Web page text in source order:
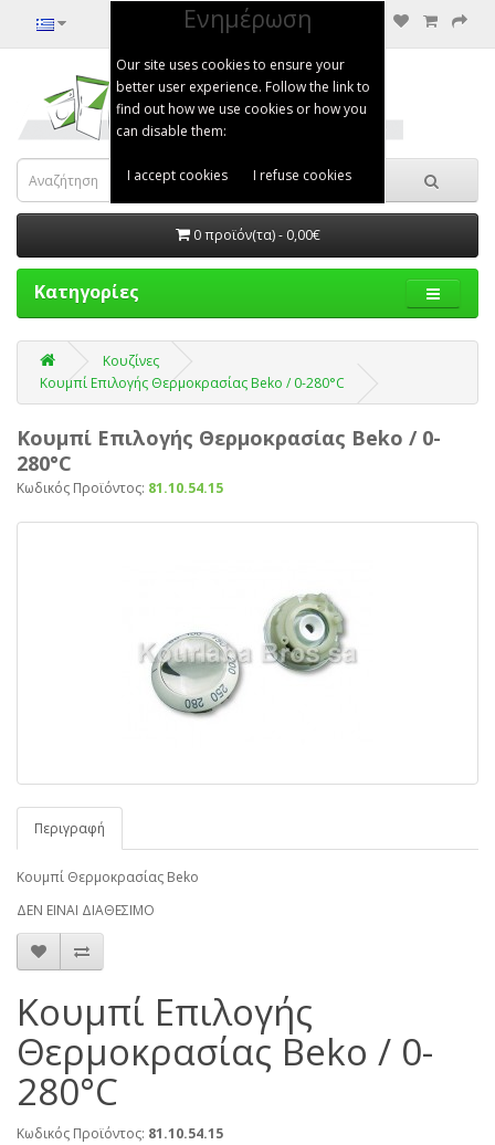
Ενημέρωση
Our site uses cookies to ensure your
better user experience. Follow the link to
find out how we use cookies or how you
can disable them:
I accept cookies I refuse cookies
0 προϊόν(τα) - 0,00€
Κατηγορίες
Κουζίνες
Κουμπί Επιλογής Θερμοκρασίας Beko / 0-280°C
Κουμπί Επιλογής Θερμοκρασίας Beko / 0-
280°C
Κωδικός Προϊόντος: 81.10.54.15
Περιγραφή
Κουμπί Θερμοκρασίας Beko
ΔΕΝ ΕΙΝΑΙ ΔΙΑΘΕΣΙΜΟ
Κουμπί Επιλογής
Θερμοκρασίας Beko / 0-
280°C
Κωδικός Προϊόντος: 81.10.54.15